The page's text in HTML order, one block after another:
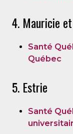
4. Mauricie
Santé
Québec
5. Estrie
Santé